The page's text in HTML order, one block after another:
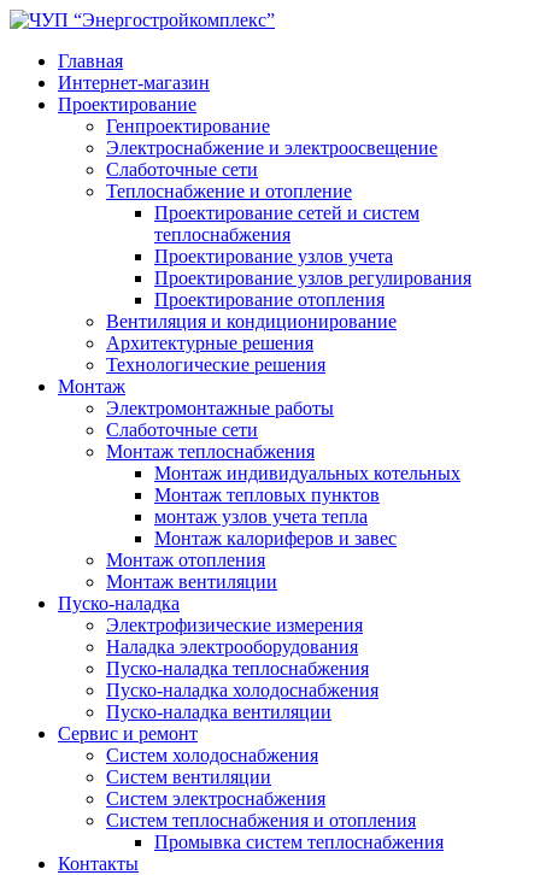
Главная
Интернет-магазин
Проектирование
Генпроектирование
Электроснабжение и электроосвещение
Слаботочные сети
Теплоснабжение и отопление
Проектирование сетей и систем
теплоснабжения
Проектирование узлов учета
Проектирование узлов регулирования
Проектирование отопления
Вентиляция и кондиционирование
Архитектурные решения
Технологические решения
Монтаж
Электромонтажные работы
Слаботочные сети
Монтаж теплоснабжения
Монтаж индивидуальных котельных
Монтаж тепловых пунктов
монтаж узлов учета тепла
Монтаж калориферов и завес
Монтаж отопления
Монтаж вентиляции
Пуско-наладка
Электрофизические измерения
Наладка электрооборудования
Пуско-наладка теплоснабжения
Пуско-наладка холодоснабжения
Пуско-наладка вентиляции
Сервис и ремонт
Систем холодоснабжения
Систем вентиляции
Систем электроснабжения
Систем теплоснабжения и отопления
Промывка систем теплоснабжения
Контакты